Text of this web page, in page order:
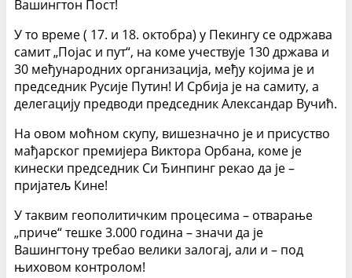
Вашингтон Пост!
У то време ( 17. и 18. октобра) у Пекингу се одржава
самит „Појас и пут“, на коме учествује 130 држава и
30 међународних организација, међу којима је и
председник Русије Путин! И Србија је на самиту, а
делегацију предводи председник Александар Вучић.
На овом моћном скупу, вишезначно је и присуство
мађарског премијера Виктора Орбана, коме је
кинески председник Си Ђинпинг рекао да је –
пријатељ Кине!
У таквим геополитичким процесима – отварање
„приче“ тешке 3.000 година – значи да је
Вашингтону требао велики залогај, али и – под
њиховом контролом!